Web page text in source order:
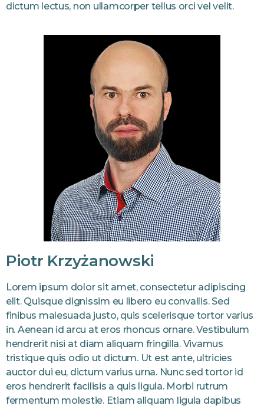
dictum lectus, non ullamcorper tellus orci vel velit.
Piotr Krzyżanowski
Lorem ipsum dolor sit amet, consectetur adipiscing
elit. Quisque dignissim eu libero eu convallis. Sed
finibus malesuada justo, quis scelerisque tortor varius
in. Aenean id arcu at eros rhoncus ornare. Vestibulum
hendrerit nisi at diam aliquam fringilla. Vivamus
tristique quis odio ut dictum. Ut est ante, ultricies
auctor dui eu, dictum varius urna. Nunc sed tortor id
eros hendrerit facilisis a quis ligula. Morbi rutrum
fermentum molestie. Etiam aliquam ligula dapibus